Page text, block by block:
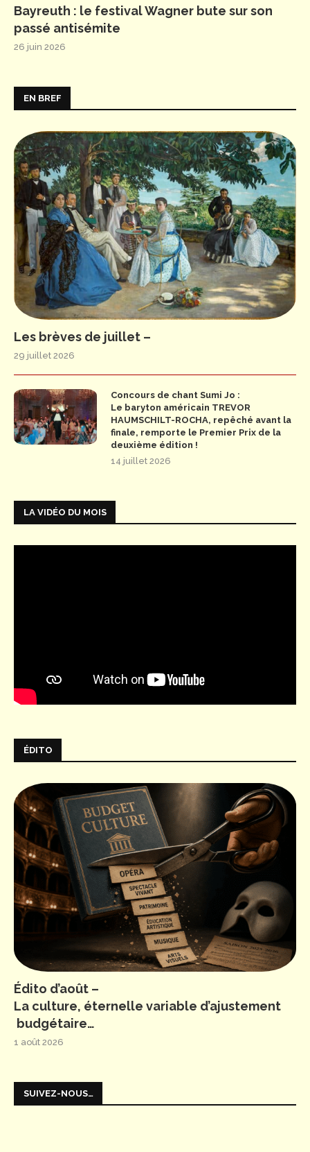
Bayreuth : le festival Wagner bute sur son
passé antisémite
26 juin 2026
EN BREF
Les brèves de juillet –
29 juillet 2026
Concours de chant Sumi Jo :
Le baryton américain TREVOR
HAUMSCHILT-ROCHA, repêché avant la
finale, remporte le Premier Prix de la
deuxième édition !
14 juillet 2026
LA VIDÉO DU MOIS
ÉDITO
Édito d’août –
La culture, éternelle variable d’ajustement
budgétaire…
1 août 2026
SUIVEZ-NOUS…